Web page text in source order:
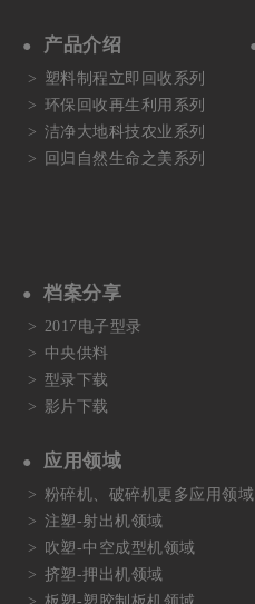
产品介绍
塑料制程立即回收系列
环保回收再生利用系列
洁净大地科技农业系列
回归自然生命之美系列
应用领域
粉碎机、破碎机更多应用领域
注塑-射出机领域
吹塑-中空成型机领域
挤塑-押出机领域
档案分享
2017电子型录
中央供料
型录下载
影片下载